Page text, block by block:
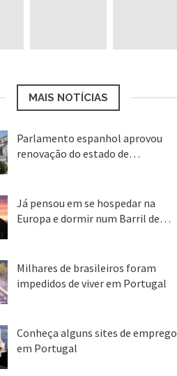
MAIS NOTÍCIAS
Parlamento espanhol aprovou
renovação do estado de…
Já pensou em se hospedar na
Europa e dormir num Barril de…
Milhares de brasileiros foram
impedidos de viver em Portugal
Conheça alguns sites de emprego
em Portugal